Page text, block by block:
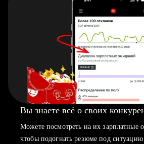
Вы знаете всё о своих
Можете посмотреть на их зарплатные
чтобы подогнать резюме под